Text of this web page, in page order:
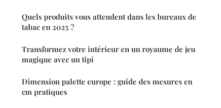
Quels produits vous attendent dans les bureaux de
tabac en 2025 ?
Transformez votre intérieur en un royaume de jeu
magique avec un tipi
Dimension palette europe : guide des mesures en
cm pratiques